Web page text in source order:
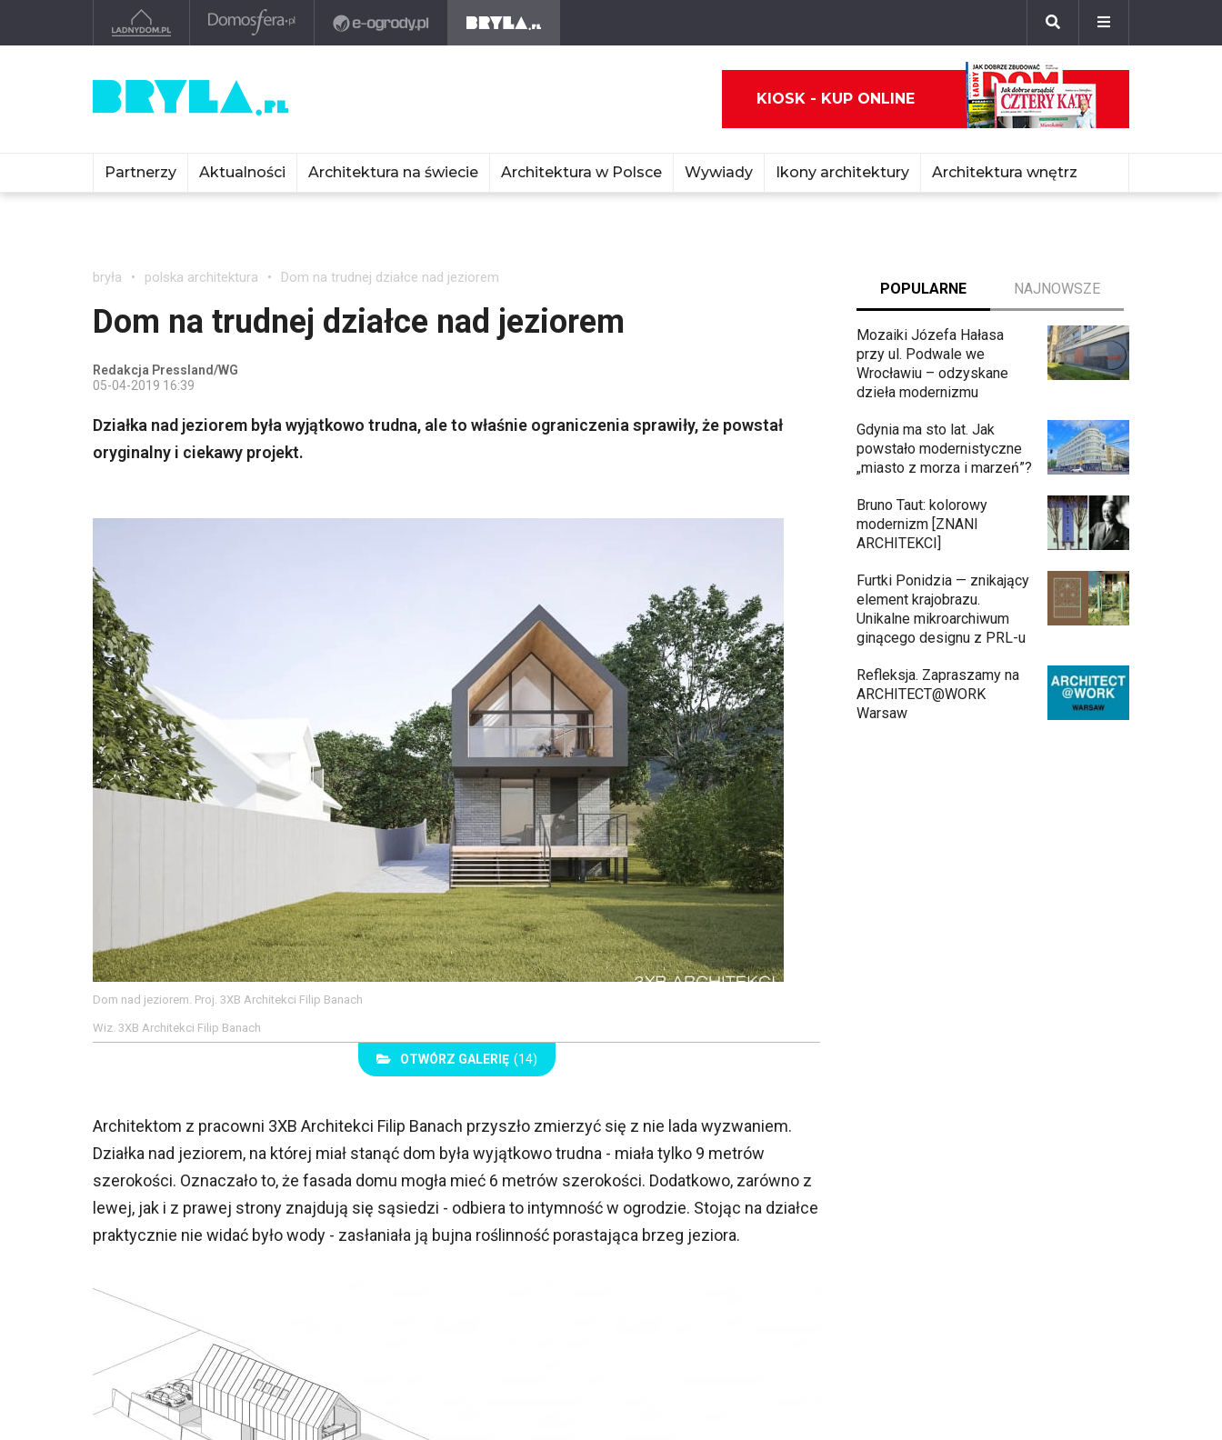
KIOSK - KUP ONLINE
Partnerzy Aktualności Architektura na świecie Architektura w Polsce Wywiady Ikony architektury Architektura wnętrz
bryła polska architektura Dom na trudnej działce nad jeziorem
Dom na trudnej działce nad jeziorem
Redakcja Pressland/WG
05-04-2019 16:39
Działka nad jeziorem była wyjątkowo trudna, ale to właśnie ograniczenia sprawiły, że powstał
oryginalny i ciekawy projekt.
Dom nad jeziorem. Proj. 3XB Architekci Filip Banach
Wiz. 3XB Architekci Filip Banach
OTWÓRZ GALERIĘ (14)
Architektom z pracowni 3XB Architekci Filip Banach przyszło zmierzyć się z nie lada wyzwaniem.
Działka nad jeziorem, na której miał stanąć dom była wyjątkowo trudna - miała tylko 9 metrów
szerokości. Oznaczało to, że fasada domu mogła mieć 6 metrów szerokości. Dodatkowo, zarówno z
lewej, jak i z prawej strony znajdują się sąsiedzi - odbiera to intymność w ogrodzie. Stojąc na działce
praktycznie nie widać było wody - zasłaniała ją bujna roślinność porastająca brzeg jeziora.
POPULARNE NAJNOWSZE
Mozaiki Józefa Hałasa
przy ul. Podwale we
Wrocławiu – odzyskane
dzieła modernizmu
Gdynia ma sto lat. Jak
powstało modernistyczne
„miasto z morza i marzeń”?
Bruno Taut: kolorowy
modernizm [ZNANI
ARCHITEKCI]
Furtki Ponidzia — znikający
element krajobrazu.
Unikalne mikroarchiwum
ginącego designu z PRL-u
Refleksja. Zapraszamy na
ARCHITECT@WORK
Warsaw